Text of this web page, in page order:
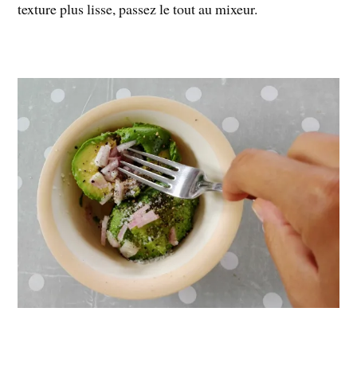
texture plus lisse, passez le tout au mixeur.